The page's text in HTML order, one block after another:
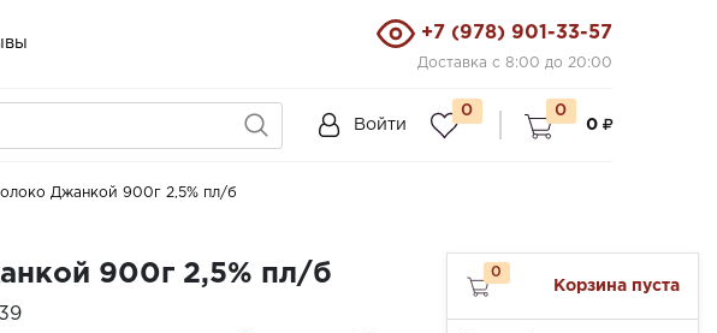
+7 (978) 901-33-57
Доставка с 8:00 до 20:00
Войти
0
0
0
Джанкой 900г 2,5% пл/б
900г 2,5% пл/б 0
Корзина пуста